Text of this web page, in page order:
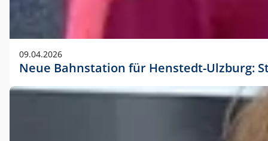
09.04.2026
Neue Bahnstation für Henstedt-Ulzburg: